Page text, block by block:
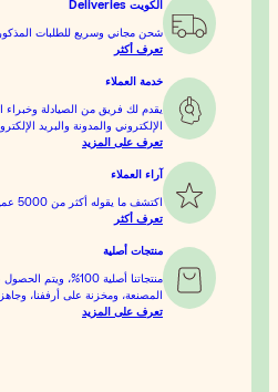
الكويت Deliveries
شحن مجاني وسريع للطلبات
تعرف أكثر
خدمة العملاء
يقدم لك فريق من الصيادلة وخبراء
الإلكتروني والمدونة والبريد
تعرف على المزيد
آراء العملاء
اكتشف ما يقوله أكثر من 5000 عميل حقيقي عن Care to Beauty
تعرف أكثر
منتجات أصلية
منتجاتنا أصلية 100%،
المصنعة، ومخزنة على أرففنا،
تعرف على المزيد